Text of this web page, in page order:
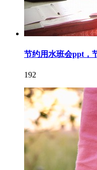
节约用水班会ppt，
192